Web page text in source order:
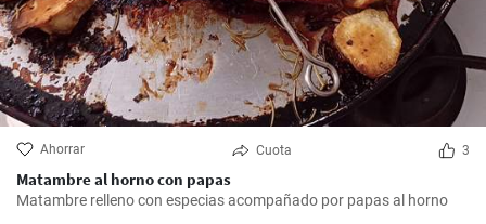
Ahorrar Cuota 3
Matambre al horno con papas
Matambre relleno con especias acompañado por papas al horno